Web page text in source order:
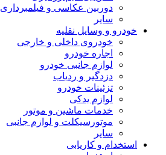
دوربین عکاسی و فیلمبرداری
سایر
خودرو و وسایل نقلیه
خودروی داخلی و خارجی
اجاره خودرو
لوازم جانبی خودرو
دزدگیر و ردیاب
تزئینات خودرو
لوازم یدکی
خدمات ماشین و موتور
موتورسیکلت و لوازم جانبی
سایر
استخدام و کاریابی